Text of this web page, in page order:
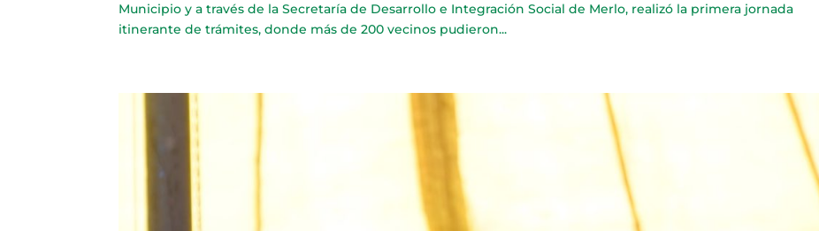
Municipio y a través de la Secretaría de Desarrollo e Integración Social de Merlo, realizó la primera jornada
itinerante de trámites, donde más de 200 vecinos pudieron...